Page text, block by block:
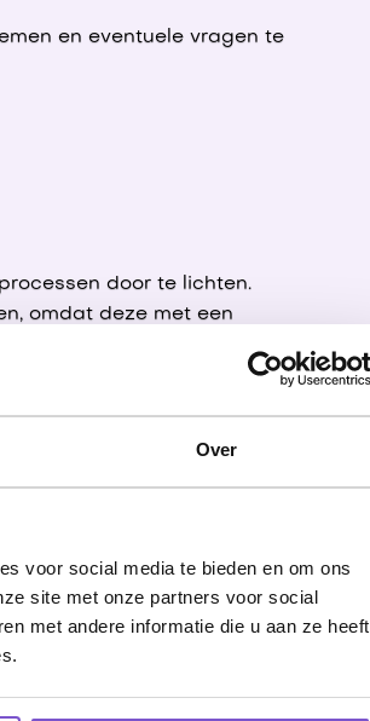
Over
voor social media te bieden en om ons
site met onze partners voor social
met andere informatie die u aan ze heeft
en eventuele vragen te
door te lichten.
omdat deze met een
bedrijfsscan plannen we
we beet willen pakken en
voor een plan van
maken!
issues?